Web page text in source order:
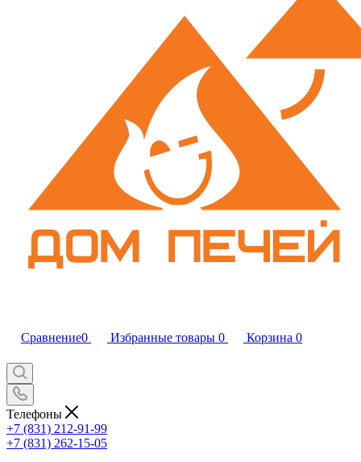
Сравнение0 Избранные товары 0 Корзина 0
Телефоны
+7 (831) 212-91-99
+7 (831) 262-15-05